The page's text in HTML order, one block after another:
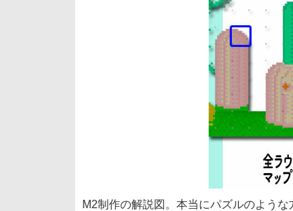
M2制作の解説図。本当にパズルのよう